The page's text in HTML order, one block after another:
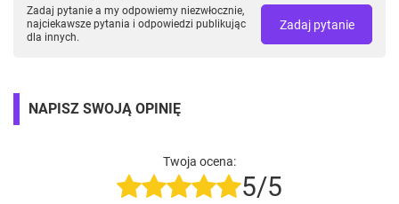
Zadaj pytanie a my odpowiemy niezwłocznie,
najciekawsze pytania i odpowiedzi publikując
dla innych.
Zadaj pytanie
NAPISZ SWOJĄ OPINIĘ
Twoja ocena:
5/5